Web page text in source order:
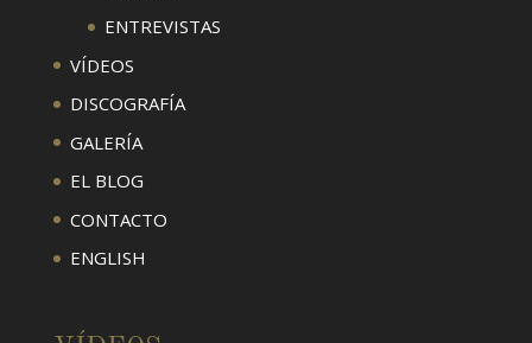
ENTREVISTAS
VÍDEOS
DISCOGRAFÍA
GALERÍA
EL BLOG
CONTACTO
ENGLISH